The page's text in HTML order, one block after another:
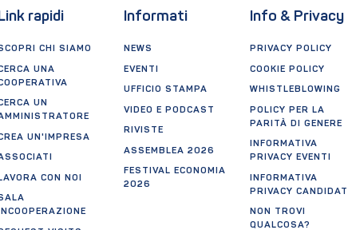
rapidi
CHI SIAMO
UNA
UN
UN'IMPRESA
LAVORA CON NOI
INCOOPERAZIONE
Informati
NEWS
EVENTI
UFFICIO STAMPA
VIDEO E PODCAST
RIVISTE
ASSEMBLEA 2026
FESTIVAL ECONOMIA
2026
Info & Privacy
PRIVACY POLICY
COOKIE POLICY
WHISTLEBLOWING
POLICY PER LA
PARITÀ DI GENERE
INFORMATIVA
PRIVACY EVENTI
INFORMATIVA
PRIVACY CANDIDATI
NON TROVI
QUALCOSA?